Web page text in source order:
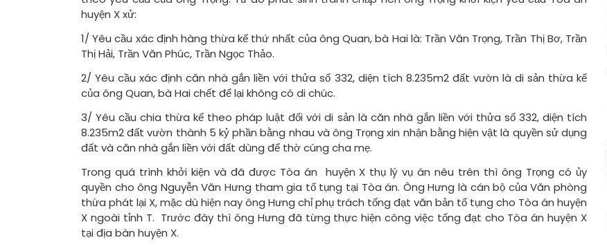
huyện X xử:
1/ Yêu cầu xác định hàng thừa kế thứ nhất của ông Quan, bà Hai là: Trần Văn Trọng, Trần Thị Bơ, Trần
Thị Hải, Trần Văn Phúc, Trần Ngọc Thảo.
2/ Yêu cầu xác định căn nhà gắn liền với thửa số 332, diện tích 8.235m2 đất vườn là di sản thừa kế
của ông Quan, bà Hai chết để lại không có di chúc.
3/ Yêu cầu chia thừa kế theo pháp luật đối với di sản là căn nhà gắn liền với thửa số 332, diện tích
8.235m2 đất vườn thành 5 kỷ phần bằng nhau và ông Trọng xin nhận bằng hiện vật là quyền sử dụng
đất và căn nhà gắn liền với đất dùng để thờ cúng cha mẹ.
Trong quá trình khởi kiện và đã được Tòa án huyện X thụ lý vụ án nêu trên thì ông Trọng có ủy
quyền cho ông Nguyễn Văn Hưng tham gia tố tụng tại Tòa án. Ông Hưng là cán bộ của Văn phòng
thừa phát lại X, mặc dù hiện nay ông Hưng chỉ phụ trách tống đạt văn bản tố tụng cho Tòa án huyện
X ngoài tỉnh T. Trước đây thì ông Hưng đã từng thực hiện công việc tống đạt cho Tòa án huyện X
tại địa bàn huyện X.